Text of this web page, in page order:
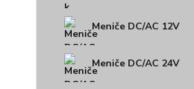
Meniče DC/AC 12V
Meniče DC/AC 24V